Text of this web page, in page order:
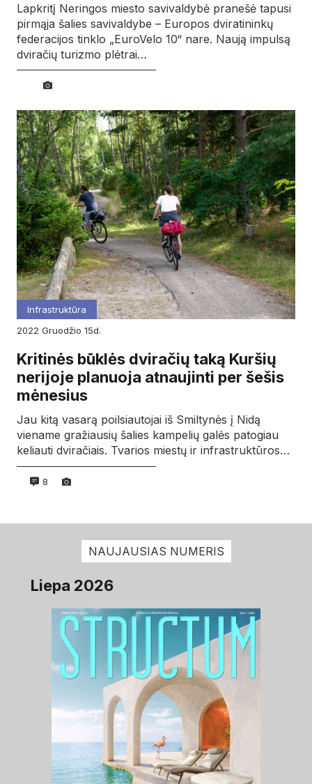
Lapkritį Neringos miesto savivaldybė pranešė tapusi
pirmąja šalies savivaldybe – Europos dviratininkų
federacijos tinklo „EuroVelo 10“ nare. Naują impulsą
dviračių turizmo plėtrai…
Infrastruktūra
2022
gruodžio 15d.
Kritinės būklės dviračių taką Kuršių
nerijoje planuoja atnaujinti per šešis
mėnesius
Jau kitą vasarą poilsiautojai iš Smiltynės į Nidą
viename gražiausių šalies kampelių galės patogiau
keliauti dviračiais. Tvarios miestų ir infrastruktūros…
8
NAUJAUSIAS NUMERIS
Liepa 2026